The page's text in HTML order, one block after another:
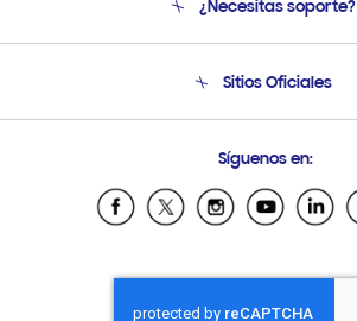
Soporte
¿Necesitas soporte?
Soporte vía eMail
Sitios Oficiales
Samsung Ecuador
Samsung El Salvador
Samsung Honduras
Síguenos en: